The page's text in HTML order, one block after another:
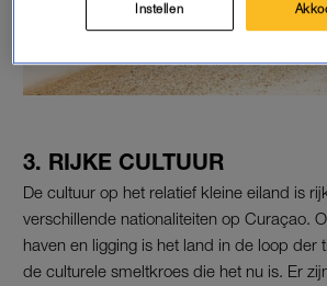
3. RIJKE CULTUUR
De cultuur op het relatief kleine eiland is
verschillende nationaliteiten op Curaçao.
haven en ligging is het land in de loop der
de culturele smeltkroes die het nu is. Er
Instellen